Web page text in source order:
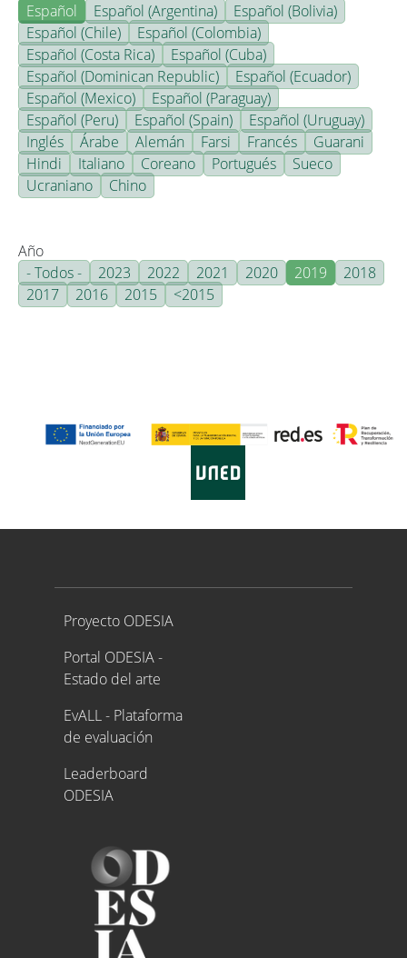
Español
Español (Argentina)
Español (Bolivia)
Español (Chile)
Español (Colombia)
Español (Costa Rica)
Español (Cuba)
Español (Dominican Republic)
Español (Ecuador)
Español (Mexico)
Español (Paraguay)
Español (Peru)
Español (Spain)
Español (Uruguay)
Inglés
Árabe Alemán Farsi Francés
Guarani
Hindi
Italiano Coreano Portugués
Sueco
Ucraniano
Chino
Año
- Todos -
2023 2022 2021 2020 2019
2018
2017
2016 2015 <2015
Proyecto ODESIA
Proyecto ODESIA
Portal ODESIA -
Estado del arte
EvALL - Plataforma
de evaluación
Leaderboard
ODESIA